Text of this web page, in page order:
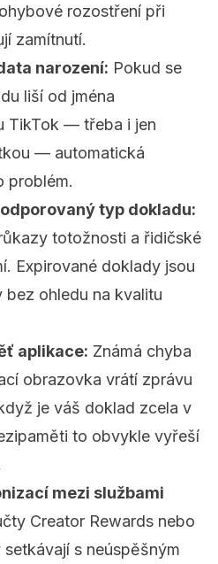
rozostření při
zamítnutí.
narození: Pokud se
liší od jména
TikTok — třeba i jen
— automatická
problém.
typ dokladu:
totožnosti a řidičské
Expirované doklady jsou
ohledu na kvalitu
aplikace: Známá chyba
obrazovka vrátí zprávu
je váš doklad zcela v
to obvykle vyřeší
mezi službami
Creator Rewards nebo
s neúspěšným